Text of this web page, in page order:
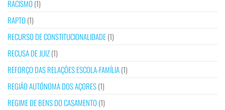
RACISMO (1)
RAPTO (1)
RECURSO DE CONSTITUCIONALIDADE(1)
RECUSA DE JUIZ(1)
REFORÇO DAS RELAÇÕES ESCOLA-FAMÍLIA(1)
REGIÃO AUTÓNOMA DOS AÇORES(1)
REGIME DE BENS DO CASAMENTO (1)